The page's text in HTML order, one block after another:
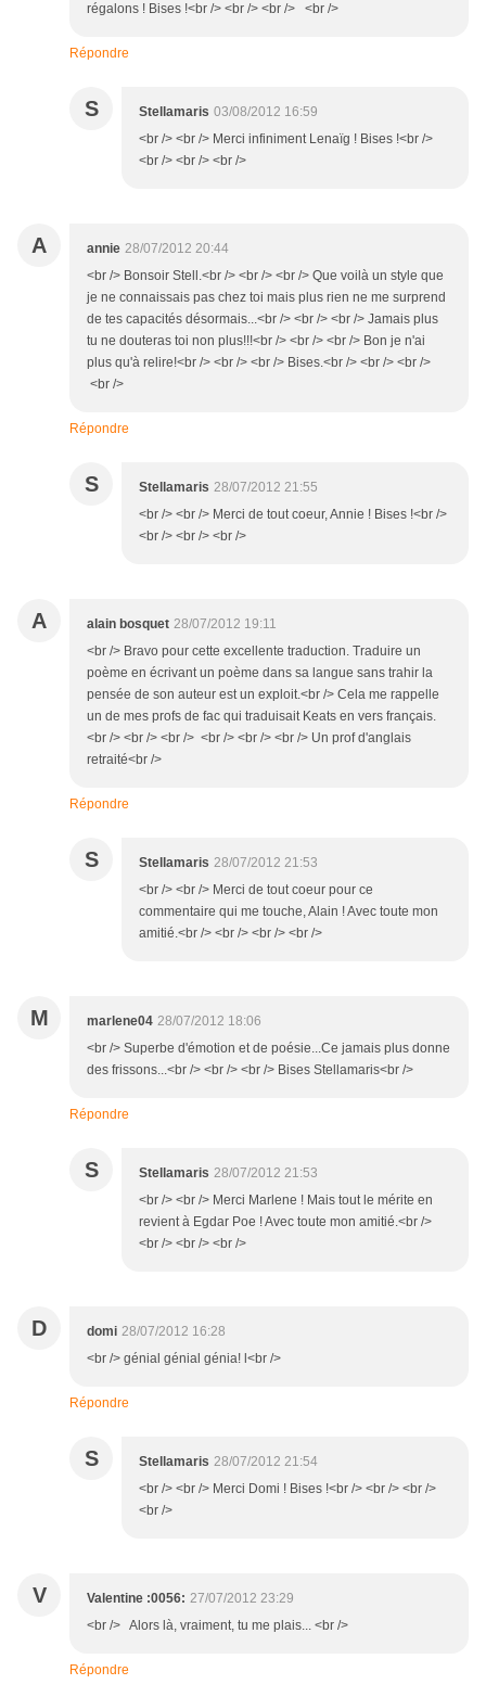
régalons ! Bises !<br /> <br /> <br /> <br />
Répondre
S Stellamaris 03/08/2012 16:59
<br /> <br /> Merci infiniment Lenaïg ! Bises !<br />
<br /> <br /> <br />
A annie 28/07/2012 20:44
<br /> Bonsoir Stell.<br /> <br /> <br /> Que voilà un style que
je ne connaissais pas chez toi mais plus rien ne me surprend
de tes capacités désormais...<br /> <br /> <br /> Jamais plus
tu ne douteras toi non plus!!!<br /> <br /> <br /> Bon je n'ai
plus qu'à relire!<br /> <br /> <br /> Bises.<br /> <br /> <br />
<br />
Répondre
S Stellamaris 28/07/2012 21:55
<br /> <br /> Merci de tout coeur, Annie ! Bises !<br />
<br /> <br /> <br />
A alain bosquet 28/07/2012 19:11
<br /> Bravo pour cette excellente traduction. Traduire un
poème en écrivant un poème dans sa langue sans trahir la
pensée de son auteur est un exploit.<br /> Cela me rappelle
un de mes profs de fac qui traduisait Keats en vers français.
<br /> <br /> <br /> <br /> <br /> <br /> Un prof d'anglais
retraité<br />
Répondre
S Stellamaris 28/07/2012 21:53
<br /> <br /> Merci de tout coeur pour ce
commentaire qui me touche, Alain ! Avec toute mon
amitié.<br /> <br /> <br /> <br />
M marlene04 28/07/2012 18:06
<br /> Superbe d'émotion et de poésie...Ce jamais plus donne
des frissons...<br /> <br /> <br /> Bises Stellamaris<br />
Répondre
S Stellamaris 28/07/2012 21:53
<br /> <br /> Merci Marlene ! Mais tout le mérite en
revient à Egdar Poe ! Avec toute mon amitié.<br />
<br /> <br /> <br />
D domi 28/07/2012 16:28
<br /> génial génial génia! l<br />
Répondre
S Stellamaris 28/07/2012 21:54
<br /> <br /> Merci Domi ! Bises !<br /> <br /> <br />
<br />
V Valentine :0056: 27/07/2012 23:29
<br /> Alors là, vraiment, tu me plais... <br />
Répondre